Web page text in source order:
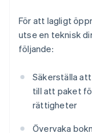
För att lagligt
utse en teknisk
följande:
Säkerställa
till att paket
rättigheter
Övervaka